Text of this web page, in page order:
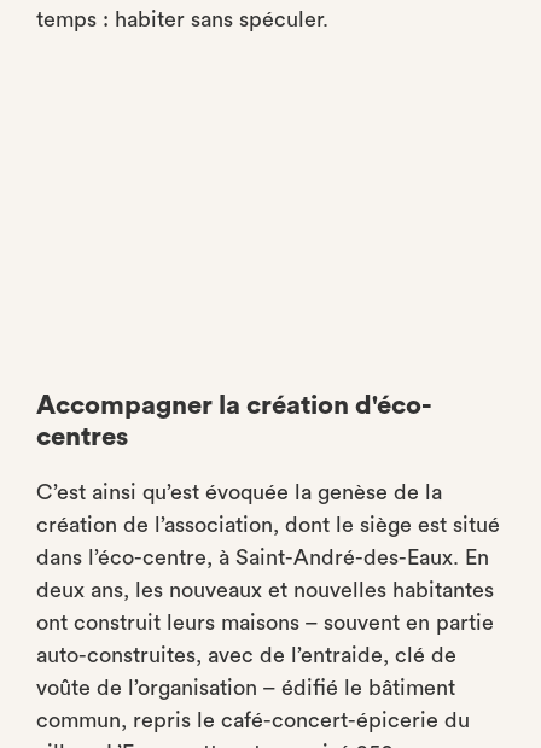
temps : habiter sans spéculer.
Accompagner la création d'éco-
centres
C’est ainsi qu’est évoquée la genèse de la
création de l’association, dont le siège est situé
dans l’éco-centre, à Saint-André-des-Eaux. En
deux ans, les nouveaux et nouvelles habitantes
ont construit leurs maisons – souvent en partie
auto-construites, avec de l’entraide, clé de
voûte de l’organisation – édifié le bâtiment
commun, repris le café-concert-épicerie du